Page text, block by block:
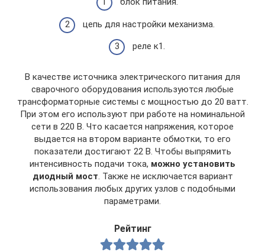
цепь для настройки механизма.
реле к1.
В качестве источника электрического питания для
сварочного оборудования используются любые
трансформаторные системы с мощностью до 20 ватт.
При этом его используют при работе на номинальной
сети в 220 В. Что касается напряжения, которое
выдается на втором варианте обмотки, то его
показатели достигают 22 В. Чтобы выпрямить
интенсивность подачи тока, можно установить
диодный мост. Также не исключается вариант
использования любых других узлов с подобными
параметрами.
Рейтинг